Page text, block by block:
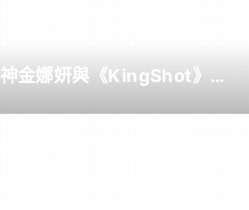
神金娜妍與《KingShot》再